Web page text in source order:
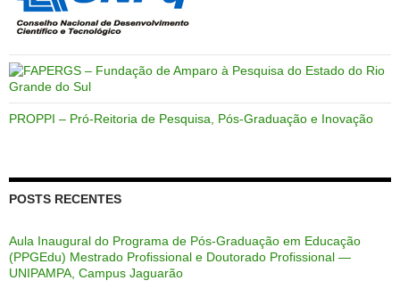
PROPPI – Pró-Reitoria de Pesquisa, Pós-Graduação e Inovação
POSTS RECENTES
Aula Inaugural do Programa de Pós-Graduação em Educação
(PPGEdu) Mestrado Profissional e Doutorado Profissional —
UNIPAMPA, Campus Jaguarão